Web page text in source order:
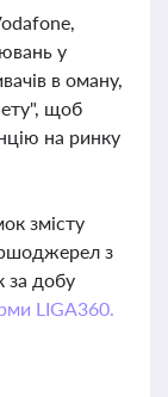
у
в оману,
щоб
на ринку
змісту
з
за добу
LIGA360.